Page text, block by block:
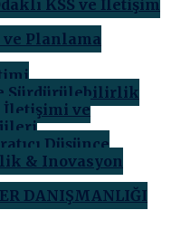
KSS ve İletişim
Planlama
Sürdürülebilirlik
ve
Düşünce
& Inovasyon
DANIŞMANLIĞI